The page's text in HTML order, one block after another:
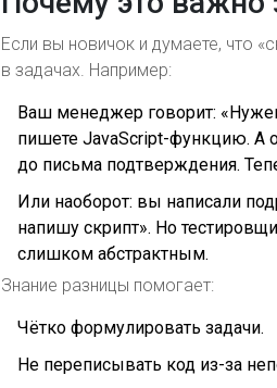
Если вы новичок и думаете, что
в задачах. Например:
Ваш менеджер говорит:
пишете JavaScript-функцию. А
до письма подтверждения.
Или наоборот: вы написали
напишу скрипт». Но
слишком абстрактным.
Знание разницы помогает:
Чётко формулировать задачи.
Не переписывать код из-за